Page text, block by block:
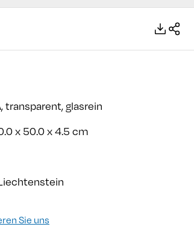
transparent, glasrein
x 50.0 x 4.5 cm
Sie uns